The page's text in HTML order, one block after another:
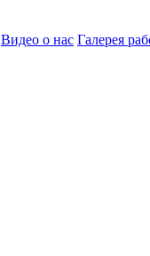
Видео о нас Галерея